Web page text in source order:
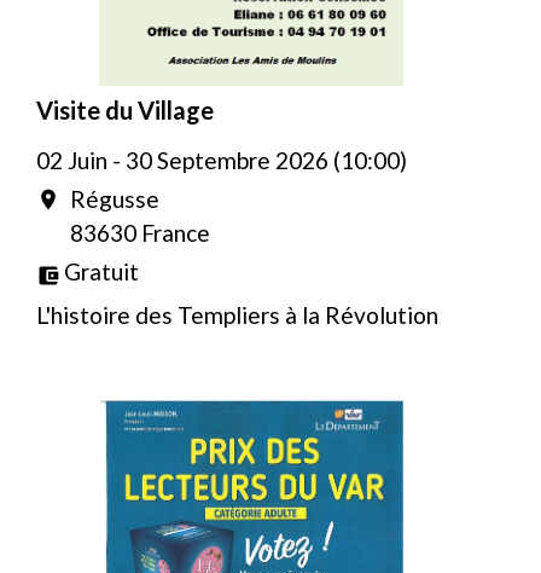
Visite du Village
02 Juin - 30 Septembre 2026 (10:00)
location_on
Régusse
83630 France
account_balance_wallet Gratuit
L'histoire des Templiers à la Révolution